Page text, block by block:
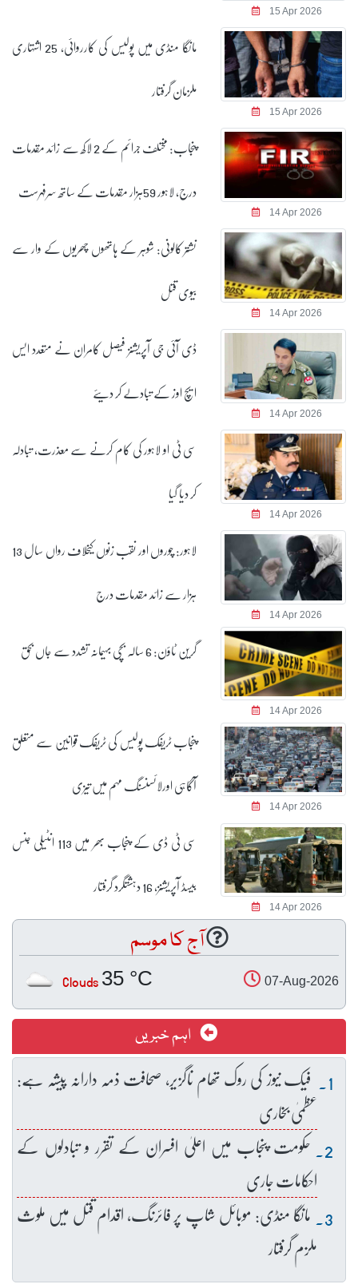
15 Apr 2026
15 Apr 2026
مانگا منڈی میں پولیس کی کارروائی، 25 اشتہاری
ملزمان گرفتار
14 Apr 2026
پنجاب: مختلف جرائم کے 2 لاکھ سے زائد مقدمات
درج، لاہور 59ہزار مقدمات کے ساتھ سرفہرست
14 Apr 2026
نشتر کالونی: شوہر کے ہاتھوں چھریوں کے وار سے
بیوی قتل
14 Apr 2026
ڈی آئی جی آپریشنز فیصل کامران نے متعدد ایس
ایچ اوز کے تبادلے کر دیئے
14 Apr 2026
سی ٹی او لاہور کی کام کرنے سے معذرت، تبادلہ
کر دیا گیا
14 Apr 2026
لاہور: چوروں اور نقب زنوں کیخلاف رواں سال 13
ہزار سے زائد مقدمات درج
14 Apr 2026
گرین ٹاؤن: 6 سالہ بچی بہیمانہ تشدد سے جاں بحق
14 Apr 2026
پنجاب ٹریفک پولیس کی ٹریفک قوانین سے متعلق
آگاہی اورلائسنسنگ مہم میں تیزی
14 Apr 2026
سی ٹی ڈی کے پنجاب بھر میں 113 انٹیلی جنس
بیسڈ آپریشنز، 16 دہشتگرد گرفتار
آج کا موسم
07-Aug-2026
35 °C
Clouds
اہم خبریں
فیک نیوز کی روک تھام ناگزیر، صحافت ذمہ دارانہ پیشہ ہے:
عظمیٰ بخاری
حکومت پنجاب میں اعلیٰ افسران کے تقرر و تبادلوں کے
احکامات جاری
مانگا منڈی: موبائل شاپ پر فائرنگ، اقدام قتل میں ملوث
ملزم گرفتار